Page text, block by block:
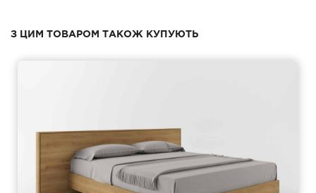
З ЦИМ ТОВАРОМ ТАКОЖ КУПУЮТЬ